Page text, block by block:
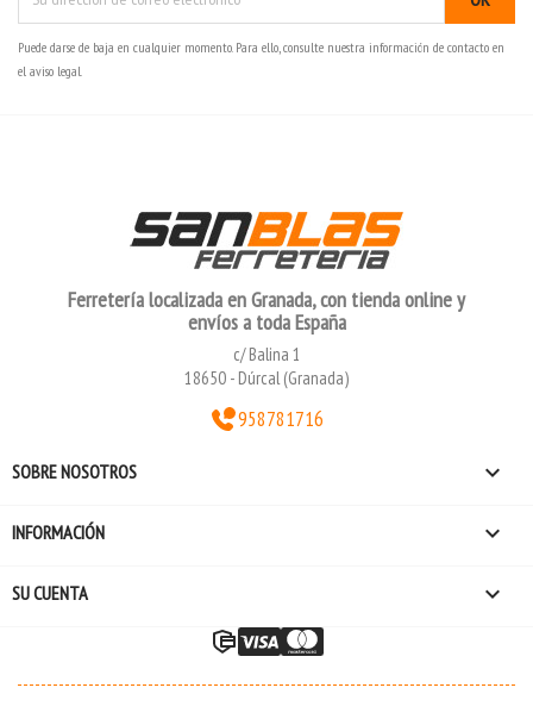
Puede darse de baja en cualquier momento. Para ello, consulte nuestra información de contacto en
el aviso legal.
Ferretería localizada en Granada, con tienda online y
envíos a toda España
c/ Balina 1
18650 - Dúrcal (Granada)
958781716
SOBRE NOSOTROS 
INFORMACIÓN 
SU CUENTA 